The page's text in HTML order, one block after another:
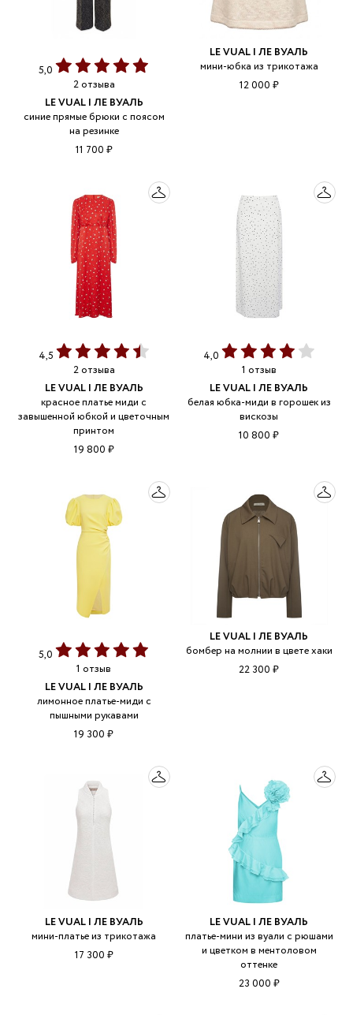
5,0
2 отзыва
LE VUAL | ЛЕ ВУАЛЬ
синие прямые брюки с поясом
на резинке
11 700 ₽
LE VUAL | ЛЕ ВУАЛЬ
мини-юбка из трикотажа
12 000 ₽
4,5
2 отзыва
LE VUAL | ЛЕ ВУАЛЬ
красное платье миди с
завышенной юбкой и цветочным
принтом
19 800 ₽
4,0
1 отзыв
LE VUAL | ЛЕ ВУАЛЬ
белая юбка-миди в горошек из
вискозы
10 800 ₽
5,0
1 отзыв
LE VUAL | ЛЕ ВУАЛЬ
лимонное платье-миди с
пышными рукавами
19 300 ₽
LE VUAL | ЛЕ ВУАЛЬ
бомбер на молнии в цвете хаки
22 300 ₽
LE VUAL | ЛЕ ВУАЛЬ
мини-платье из трикотажа
17 300 ₽
LE VUAL | ЛЕ ВУАЛЬ
платье-мини из вуали с рюшами
и цветком в ментоловом
оттенке
23 000 ₽